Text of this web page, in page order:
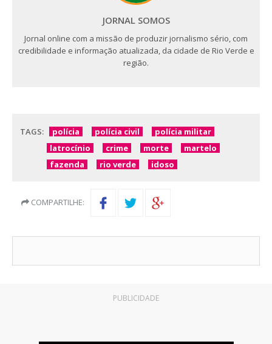
JORNAL SOMOS
Jornal online com a missão de produzir jornalismo sério, com
credibilidade e informação atualizada, da cidade de Rio Verde e
região.
TAGS: polícia polícia civil
polícia militar
latrocínio
crime morte
martelo
fazenda
rio verde idoso
COMPARTILHE:
PUBLICIDADE